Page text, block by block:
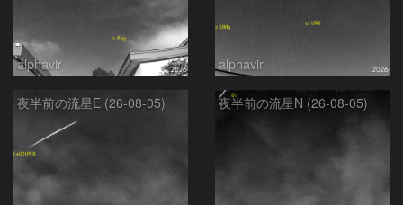
alphavir alphavir
夜半前の流星E (26-08-05) 夜半前の流星N (26-08-05)